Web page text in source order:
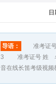
导语：
准考证号
3 准考证号 姓 名
音在线长笛考级视频